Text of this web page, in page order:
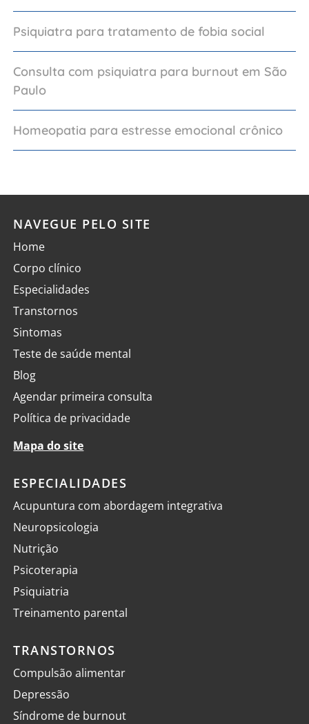
Psiquiatra para tratamento de fobia social
Consulta com psiquiatra para burnout em São
Paulo
Homeopatia para estresse emocional crônico
NAVEGUE PELO SITE
Home
Corpo clínico
Especialidades
Transtornos
Sintomas
Teste de saúde mental
Blog
Agendar primeira consulta
Política de privacidade
Mapa do site
ESPECIALIDADES
Acupuntura com abordagem integrativa
Neuropsicologia
Nutrição
Psicoterapia
Psiquiatria
Treinamento parental
TRANSTORNOS
Compulsão alimentar
Depressão
Síndrome de burnout